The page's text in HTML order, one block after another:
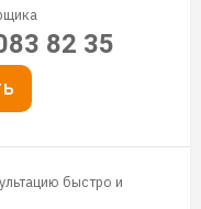
82 35
быстро и